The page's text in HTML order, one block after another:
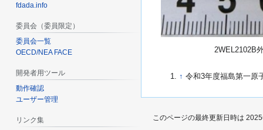
2WEL2102B
↑ 令和3年度福島第一原
fdada.info
委員会（委員限定）
委員会一覧
OECD/NEA FACE
開発者用ツール
動作確認
ユーザー管理
リンク集
このページの最終更新日時は